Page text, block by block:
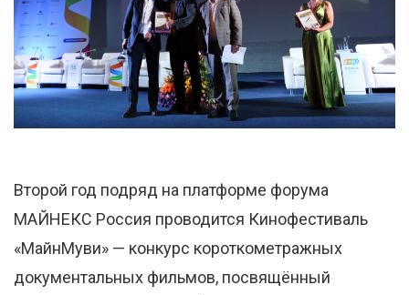
Второй год подряд на платформе форума
МАЙНЕКС Россия проводится Кинофестиваль
«МайнМуви» — конкурс короткометражных
документальных фильмов, посвящённый